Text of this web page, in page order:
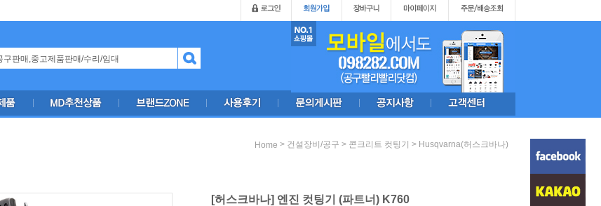
Home > 건설장비/공구 > 콘크리트 컷팅기 > Husqvarna(허스크바나)
[허스크바나] 엔진 컷팅기 (파트너) K760